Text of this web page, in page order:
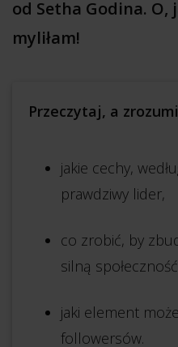
od Setha Godina. O,
myliłam!
Przeczytaj, a
jakie cechy,
prawdziwy lider,
co zrobić, by
silną
jaki element
followersów.